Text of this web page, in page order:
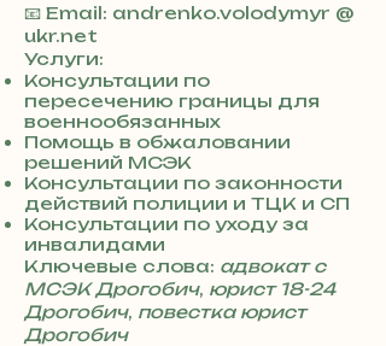
3
8
0
7
3
0
4
8
5
7
8
4
📧 Email: andrenko.volodymyr @
ukr.net
Услуги:
Консультации по
пересечению границы для
военнообязанных
Помощь в обжаловании
решений МСЭК
Консультации по законности
действий полиции и ТЦК и СП
Консультации по уходу за
инвалидами
Ключевые слова: адвокат с
МСЭК Дрогобич, юрист 18-24
Дрогобич, повестка юрист
Дрогобич